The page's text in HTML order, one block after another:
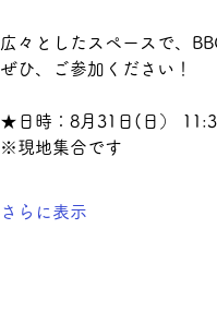
広々としたスペースで、
ぜひ、ご参加ください！
★日時：8月31日(日）
※現地集合です
さらに表示